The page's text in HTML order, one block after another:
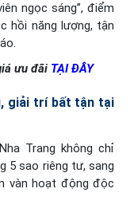
ngọc sáng”, điểm
hồi năng lượng, tận
ưu đãi TẠI ĐÂY
giải trí bất tận tại
Trang không chỉ
5 sao riêng tư, sang
vàn hoạt động độc